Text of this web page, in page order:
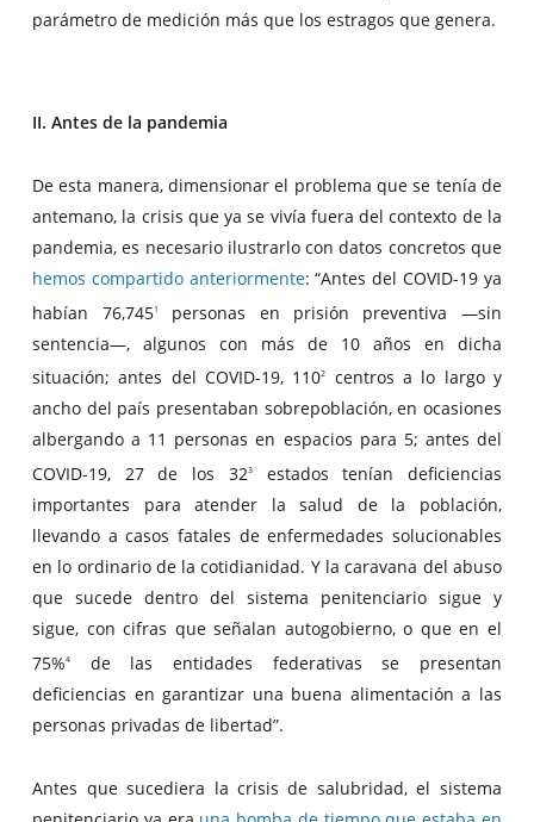
parámetro de medición más que los estragos que genera.
II. Antes de la pandemia
De esta manera, dimensionar el problema que se tenía de
antemano, la crisis que ya se vivía fuera del contexto de la
pandemia, es necesario ilustrarlo con datos concretos que
hemos compartido anteriormente: “Antes del COVID-19 ya
habían 76,7451
personas en prisión preventiva —sin
sentencia—, algunos con más de 10 años en dicha
situación; antes del COVID-19, 1102
centros a lo largo y
ancho del país presentaban sobrepoblación, en ocasiones
albergando a 11 personas en espacios para 5; antes del
COVID-19, 27 de los 323estados tenían deficiencias
importantes para atender la salud de la población,
llevando a casos fatales de enfermedades solucionables
en lo ordinario de la cotidianidad. Y la caravana del abuso
que sucede dentro del sistema penitenciario sigue y
sigue, con cifras que señalan autogobierno, o que en el
75%4
de las entidades federativas se presentan
deficiencias en garantizar una buena alimentación a las
personas privadas de libertad”.
Antes que sucediera la crisis de salubridad, el sistema